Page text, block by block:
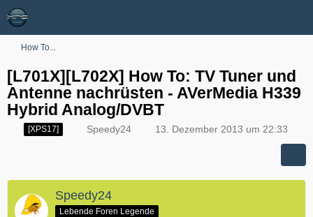
How To...
[L701X][L702X] How To: TV Tuner und
Antenne nachrüsten - AVerMedia H339
Hybrid Analog/DVBT
[XPS17] Speedy24 13. Dezember 2013 um 22:33
Speedy24
Lebende Foren Legende